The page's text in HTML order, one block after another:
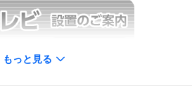
もっと見る